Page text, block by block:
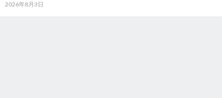
2026年8月3日